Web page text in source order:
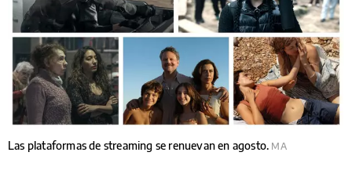
Las plataformas de streaming se renuevan en agosto. MA